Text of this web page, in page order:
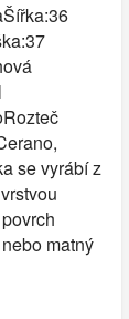
se vyrábí z
matný